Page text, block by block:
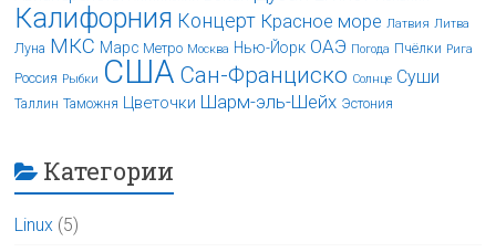
Калифорния Концерт Красное море Латвия Литва
Луна МКС Марс Метро Москва Нью-Йорк ОАЭ Погода Пчёлки Рига
Россия Рыбки США Сан-Франциско Солнце Суши
Таллин Таможня Цветочки Шарм-эль-Шейх Эстония
Категории
Linux (5)